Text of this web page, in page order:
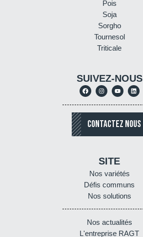
Pois
Soja
Sorgho
Tournesol
Triticale
SUIVEZ-NOUS
CONTACTEZ NOUS
SITE
Nos variétés
Défis communs
Nos solutions
Nos actualités
L'entreprise RAGT